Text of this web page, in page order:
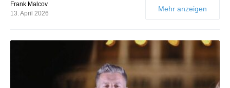
Frank Malcov
13. April 2026
Mehr anzeigen